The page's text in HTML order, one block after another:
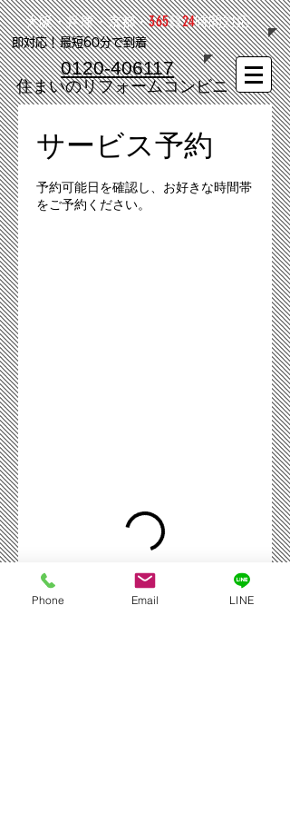
大阪・兵庫・京都・365日24時間対応
0120-406117
​即対応！最短60分で到着
​住まいのリフォームコンビニ
サービス予約
予約可能日を確認し、お好きな時間帯
をご予約ください。
Phone Email LINE